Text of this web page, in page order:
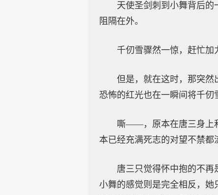
天使圣剑刺到小舞背后
阻隔在外。
千仞雪骤然一惊，赶忙加
但是，就在这时，那突然
恐怖的红光也在一瞬间将千仞
嘶——，原本在唐三身上
本已经充满死志的对望不禁都
唐三只觉得怀中抱的不
小舞的感觉则是完全相反，